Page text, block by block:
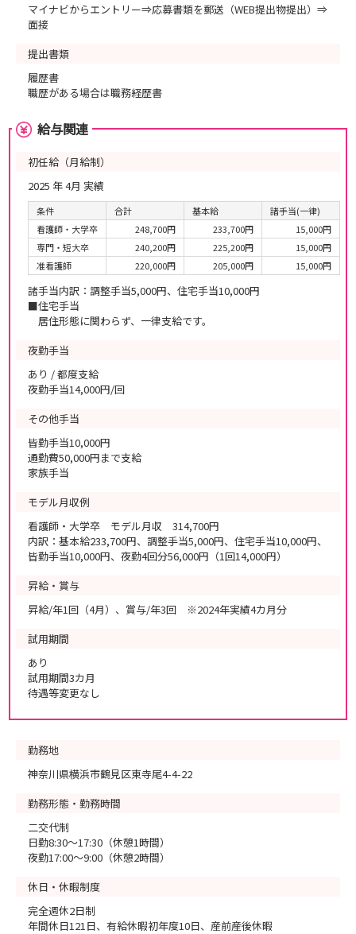
マイナビからエントリー⇒応募書類を郵送（WEB提出物提出）⇒
面接
提出書類
履歴書
職歴がある場合は職務経歴書
給与関連
初任給（月給制）
2025 年 4月 実績
条件 合計 基本給
諸手当(一律)
看護師・大学卒
248,700円 233,700円
15,000円
専門・短大卒
240,200円 225,200円
15,000円
准看護師
220,000円 205,000円 15,000円
諸手当内訳：調整手当5,000円、住宅手当10,000円
■住宅手当
居住形態に関わらず、一律支給です。
夜勤手当
あり / 都度支給
夜勤手当14,000円/回
その他手当
皆勤手当10,000円
通勤費50,000円まで支給
家族手当
モデル月収例
看護師・大学卒 モデル月収 314,700円
内訳：基本給233,700円、調整手当5,000円、住宅手当10,000円、
皆勤手当10,000円、夜勤4回分56,000円（1回14,000円）
昇給・賞与
昇給/年1回（4月）、賞与/年3回 ※2024年実績4カ月分
試用期間
あり
試用期間3カ月
待遇等変更なし
勤務地
神奈川県横浜市鶴見区東寺尾4-4-22
勤務形態・勤務時間
二交代制
日勤8:30～17:30（休憩1時間）
夜勤17:00～9:00（休憩2時間）
休日・休暇制度
完全週休2日制
年間休日121日、有給休暇初年度10日、産前産後休暇